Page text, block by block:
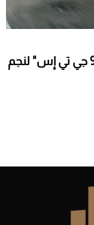
مزاد بونهامز يبيع سيارة "بورش 904 جي تي إس" لنجم